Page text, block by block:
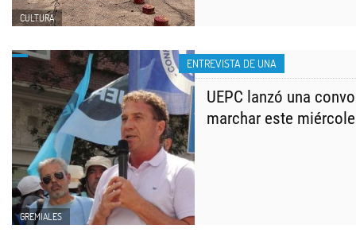
CULTURA
ENTREVISTA DE UNA
GREMIALES
UEPC lanzó una
marchar este